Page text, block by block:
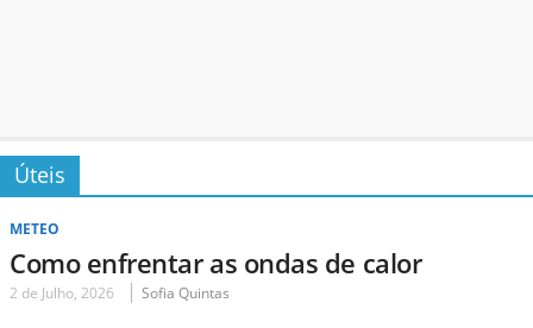
Úteis
METEO
Como enfrentar as ondas de calor
2 de Julho, 2026 Sofia Quintas